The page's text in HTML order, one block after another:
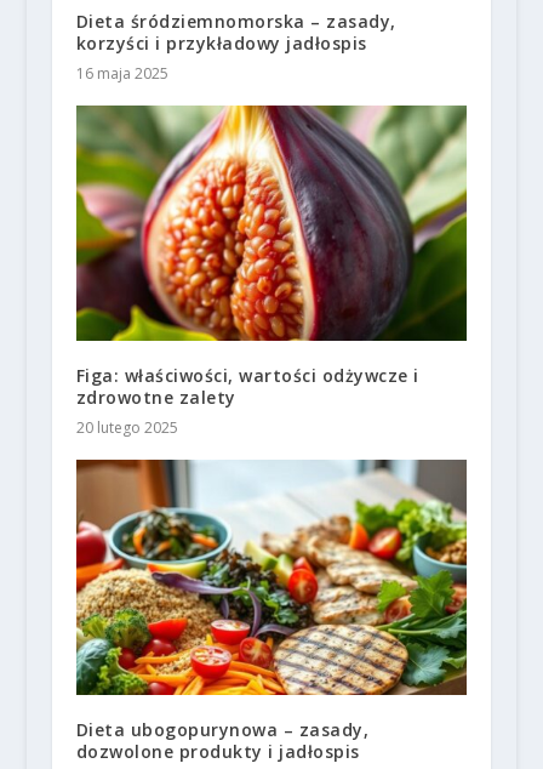
Dieta śródziemnomorska – zasady,
korzyści i przykładowy jadłospis
16 maja 2025
Figa: właściwości, wartości odżywcze i
zdrowotne zalety
20 lutego 2025
Dieta ubogopurynowa – zasady,
dozwolone produkty i jadłospis